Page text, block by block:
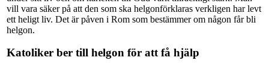
vill vara säker på att den som ska helgonförklaras verkligen har levt
ett heligt liv. Det är påven i Rom som bestämmer om någon får bli
helgon.
Katoliker ber till helgon för att få hjälp